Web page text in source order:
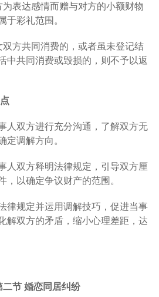
表达感情而赠与对方的小额财物
于彩礼范围。
双方共同消费的，或者虽未登记结
中共同消费或毁损的，则不予以返
人双方进行充分沟通，了解双方无
定调解方向。
人双方释明法律规定，引导双方厘
，以确定争议财产的范围。
律规定并运用调解技巧，促进当事
解双方的矛盾，缩小心理差距，达
二节 婚恋同居纠纷